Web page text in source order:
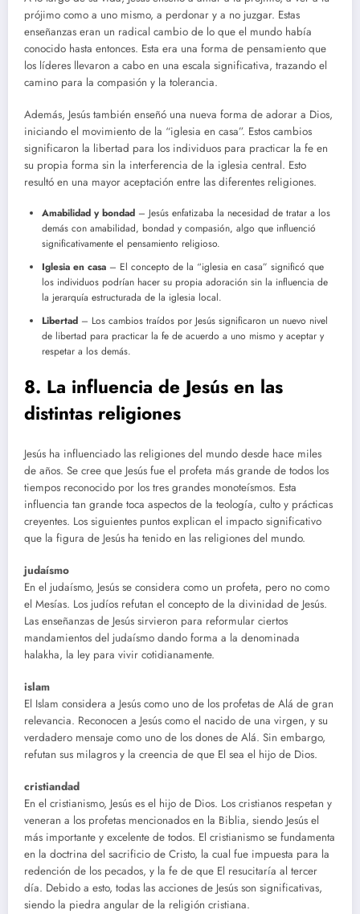
prójimo como a uno mismo, a perdonar y a no juzgar. Estas
enseñanzas eran un radical cambio de lo que el mundo había
conocido hasta entonces. Esta era una forma de pensamiento que
los líderes llevaron a cabo en una escala significativa, trazando el
camino para la compasión y la tolerancia.
Además, Jesús también enseñó una nueva forma de adorar a Dios,
iniciando el movimiento de la “iglesia en casa”. Estos cambios
significaron la libertad para los individuos para practicar la fe en
su propia forma sin la interferencia de la iglesia central. Esto
resultó en una mayor aceptación entre las diferentes religiones.
Amabilidad y bondad – Jesús enfatizaba la necesidad de tratar a los
demás con amabilidad, bondad y compasión, algo que influenció
significativamente el pensamiento religioso.
Iglesia en casa – El concepto de la “iglesia en casa” significó que
los individuos podrían hacer su propia adoración sin la influencia de
la jerarquía estructurada de la iglesia local.
Libertad – Los cambios traídos por Jesús significaron un nuevo nivel
de libertad para practicar la fe de acuerdo a uno mismo y aceptar y
respetar a los demás.
8. La influencia de Jesús en las
distintas religiones
Jesús ha influenciado las religiones del mundo desde hace miles
de años. Se cree que Jesús fue el profeta más grande de todos los
tiempos reconocido por los tres grandes monoteísmos. Esta
influencia tan grande toca aspectos de la teología, culto y prácticas
creyentes. Los siguientes puntos explican el impacto significativo
que la figura de Jesús ha tenido en las religiones del mundo.
judaísmo
En el judaísmo, Jesús se considera como un profeta, pero no como
el Mesías. Los judíos refutan el concepto de la divinidad de Jesús.
Las enseñanzas de Jesús sirvieron para reformular ciertos
mandamientos del judaísmo dando forma a la denominada
halakha, la ley para vivir cotidianamente.
islam
El Islam considera a Jesús como uno de los profetas de Alá de gran
relevancia. Reconocen a Jesús como el nacido de una virgen, y su
verdadero mensaje como uno de los dones de Alá. Sin embargo,
refutan sus milagros y la creencia de que El sea el hijo de Dios.
cristiandad
En el cristianismo, Jesús es el hijo de Dios. Los cristianos respetan y
veneran a los profetas mencionados en la Biblia, siendo Jesús el
más importante y excelente de todos. El cristianismo se fundamenta
en la doctrina del sacrificio de Cristo, la cual fue impuesta para la
redención de los pecados, y la fe de que El resucitaría al tercer
día. Debido a esto, todas las acciones de Jesús son significativas,
siendo la piedra angular de la religión cristiana.